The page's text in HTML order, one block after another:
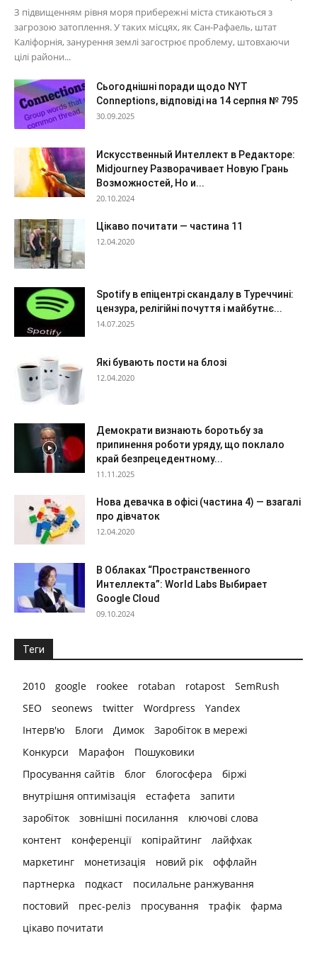
З підвищенням рівня моря прибережні міста стикаються з
загрозою затоплення. У таких місцях, як Сан-Рафаель, штат
Каліфорнія, занурення землі загострює проблему, штовхаючи
цілі райони...
Сьогоднішні поради щодо NYT
Conneptions, відповіді на 14 серпня № 795
30.09.2025
Искусственный Интеллект в Редакторе:
Midjourney Разворачивает Новую Грань
Возможностей, Но и...
20.10.2024
Цікаво почитати — частина 11
12.04.2020
Spotify в епіцентрі скандалу в Туреччині:
цензура, релігійні почуття і майбутнє...
14.07.2025
Які бувають пости на блозі
12.04.2020
Демократи визнають боротьбу за
припинення роботи уряду, що поклало
край безпрецедентному...
11.11.2025
Нова девачка в офісі (частина 4) — взагалі
про дівчаток
12.04.2020
В Облаках “Пространственного
Интеллекта”: World Labs Выбирает
Google Cloud
09.10.2024
Теги
2010 google rookee rotaban rotapost
SemRush
SEO
seonews twitter Wordpress
Yandex
Інтерв'ю
Блоги Димок
Заробіток в мережі
Конкурси
Марафон
Пошуковики
Просування сайтів
блог блогосфера
біржі
внутрішня оптимізація
естафета
запити
заробіток
зовнішні посилання
ключові слова
контент
конференції копірайтинг
лайфхак
маркетинг
монетизація новий рік
оффлайн
партнерка
подкаст
посилальне ранжування
постовий
прес-реліз просування трафік
фарма
цікаво почитати